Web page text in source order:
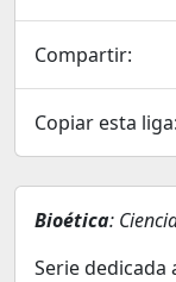
Compartir:
Copiar esta liga:
Bioética:
Serie dedicada